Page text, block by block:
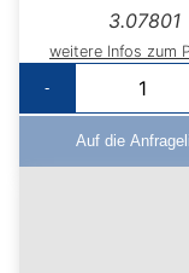
3.07801
weitere Infos zum
-
Auf die